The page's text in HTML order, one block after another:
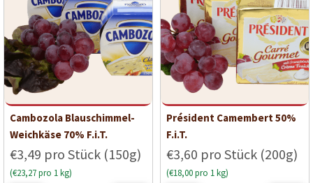
Cambozola Blauschimmel-
Weichkäse 70% F.i.T.
€3,49 pro Stück (150g)
(€23,27 pro 1 kg)
Président Camembert 50%
F.i.T.
€3,60 pro Stück (200g)
(€18,00 pro 1 kg)